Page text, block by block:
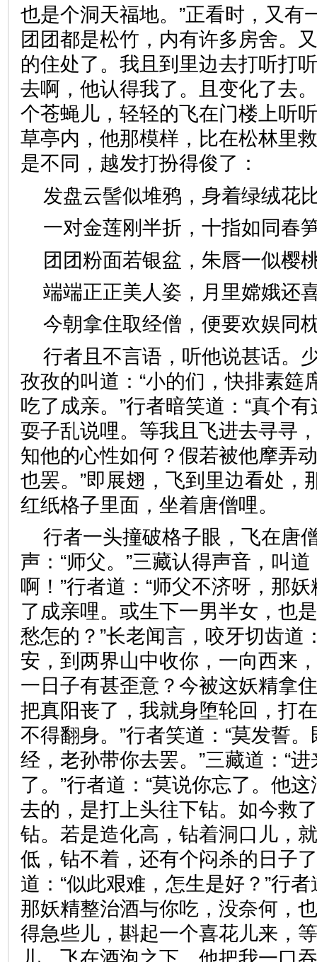
也是个洞天福地。”正看时，又有
团团都是松竹，内有许多房舍。
的住处了。我且到里边去打听打
去啊，他认得我了。且变化了去
个苍蝇儿，轻轻的飞在门楼上听
草亭内，他那模样，比在松林里
是不同，越发打扮得俊了：
发盘云髻似堆鸦，身着绿
一对金莲刚半折，十指如
团团粉面若银盆，朱唇一
端端正正美人姿，月里嫦
今朝拿住取经僧，便要欢
行者且不言语，听他说甚话。
孜孜的叫道：“小的们，快排素筵
吃了成亲。”行者暗笑道：“真个
耍子乱说哩。等我且飞进去寻寻
知他的心性如何？假若被他摩弄
也罢。”即展翅，飞到里边看处，
红纸格子里面，坐着唐僧哩
行者一头撞破格子眼，飞在唐
声：“师父。”三藏认得声音，叫
啊！”行者道：“师父不济呀，那
了成亲哩。或生下一男半女，也
愁怎的？”长老闻言，咬牙切齿道
安，到两界山中收你，一向西来
一日子有甚歪意？今被这妖精拿
把真阳丧了，我就身堕轮回，打
不得翻身。”行者笑道：“莫发誓
经，老孙带你去罢。”三藏道：“
了。”行者道：“莫说你忘了。他
去的，是打上头往下钻。如今救
钻。若是造化高，钻着洞口儿，
低，钻不着，还有个闷杀的日子
道：“似此艰难，怎生是好？”行
那妖精整治酒与你吃，没奈何，
得急些儿，斟起一个喜花儿来，